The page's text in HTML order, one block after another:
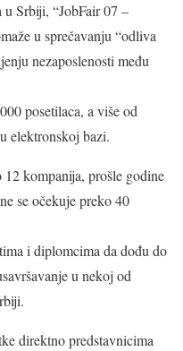
u Srbiji, “JobFair 07 –
u sprečavanju “odliva
nezaposlenosti među
posetilaca, a više od
elektronskoj bazi.
kompanija, prošle godine
se očekuje preko 40
i diplomcima da dođu do
u nekoj od
direktno predstavnicima